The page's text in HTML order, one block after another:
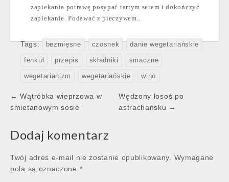
zapiekania potrawę posypać tartym serem i dokończyć
zapiekanie. Podawać z pieczywem..
Tags: bezmięsne czosnek danie wegetariańskie
fenkuł przepis składniki smaczne
wegetarianizm wegetariańskie wino
Post
navigation
← Wątróbka wieprzowa w
śmietanowym sosie
Wędzony łosoś po
astrachańsku →
Dodaj komentarz
Twój adres e-mail nie zostanie opublikowany.
Wymagane
pola są oznaczone *